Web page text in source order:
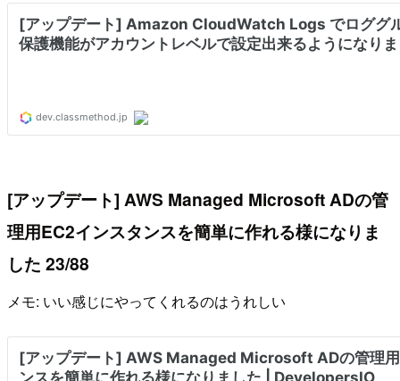
[アップデート] AWS Managed Microsoft ADの管
理用EC2インスタンスを簡単に作れる様になりま
した 23/88
メモ: いい感じにやってくれるのはうれしい